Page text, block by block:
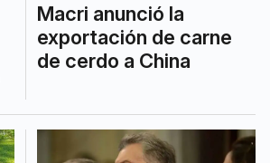
Macri anunció la
exportación de carne
de cerdo a China